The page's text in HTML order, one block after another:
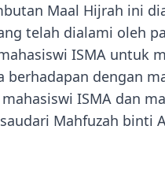
Maal Hijrah ini
telah dialami oleh
ISMA untuk
berhadapan dengan
ISMA dan
Mahfuzah binti